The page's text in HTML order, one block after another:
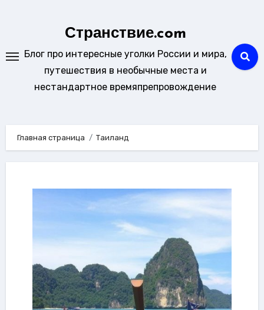
Странствие.com
Блог про интересные уголки России и мира,
путешествия в необычные места и
нестандартное времяпрепровождение
Главная страница Таиланд